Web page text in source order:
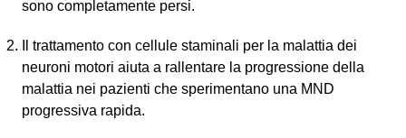
sono completamente persi.
Il trattamento con cellule staminali per la malattia dei
neuroni motori aiuta a rallentare la progressione della
malattia nei pazienti che sperimentano una MND
progressiva rapida.